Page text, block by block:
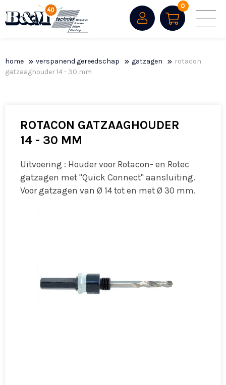
0
home verspanend gereedschap gatzagen
rotacon
gatzaaghouder 14 - 30 mm
ROTACON GATZAAGHOUDER
14 - 30 MM
Uitvoering : Houder voor Rotacon- en Rotec
gatzagen met "Quick Connect" aansluiting.
Voor gatzagen van Ø 14 tot en met Ø 30 mm.